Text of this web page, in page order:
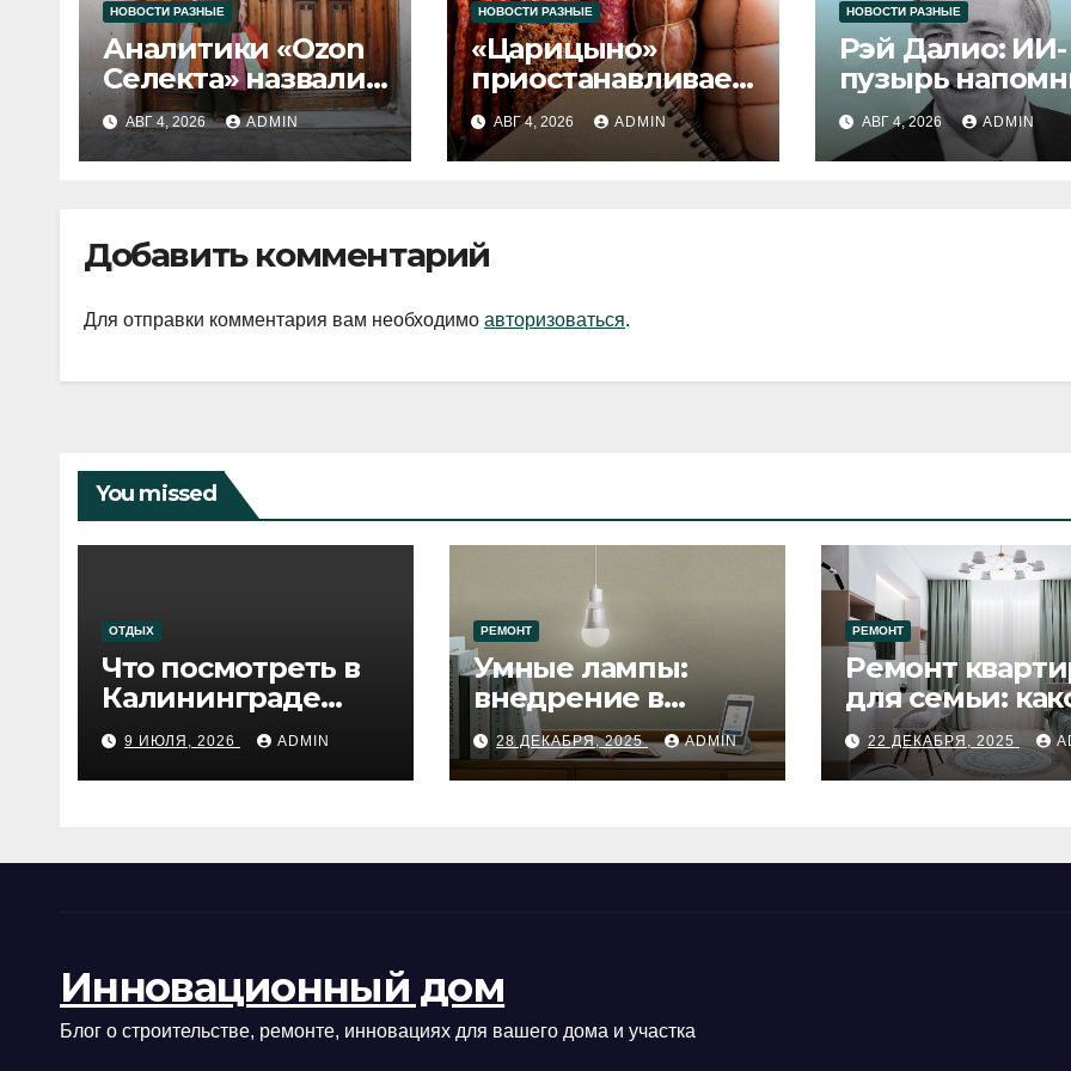
НОВОСТИ РАЗНЫЕ
Аналитики «Ozon
Селекта» назвали
fashion-тренды
2026 года
АВГ 4, 2026 ADMIN
НОВОСТИ РАЗНЫЕ
«Царицыно»
приостанавливает
выпуск продукции
АВГ 4, 2026 ADMIN
НОВОСТИ РАЗНЫЕ
Рэй Далио: ИИ-
пузырь
1929 и 2000
АВГ 4, 2026 ADMIN
Добавить комментарий
Для отправки комментария вам необходимо авторизоваться.
You missed
ОТДЫХ
Что посмотреть в
Калининграде
сегодня:
путеводитель по
самому западному
9 ИЮЛЯ, 2026 ADMIN
РЕМОНТ
Умные лампы:
внедрение в
процесс ремонта
28 ДЕКАБРЯ, 2025 ADMIN
РЕМОНТ
Ремонт
для семьи:
будет удобен
22 ДЕКАБРЯ, 2025
Инновационный дом
Блог о строительстве, ремонте, инновациях для вашего дома и участка